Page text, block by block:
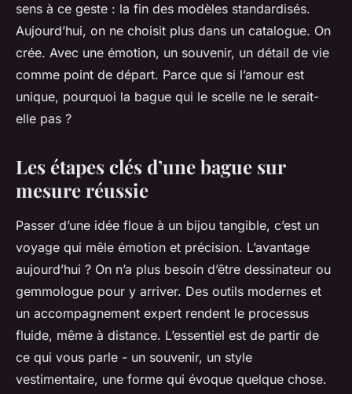
Alexandre-Pierre• 06/07/2026 15:44•10 min de lecture
sens à ce geste : la fin des modèles standardisés.
Aujourd’hui, on ne choisit plus dans un catalogue. On
crée. Avec une émotion, un souvenir, un détail de vie
comme point de départ. Parce que si l’amour est
unique, pourquoi la bague qui le scelle ne le serait-
elle pas ?
Les étapes clés d’une bague sur
mesure réussie
Passer d’une idée floue à un bijou tangible, c’est un
voyage qui mêle émotion et précision. L’avantage
aujourd’hui ? On n’a plus besoin d’être dessinateur ou
gemmologue pour y arriver. Des outils modernes et
un accompagnement expert rendent le processus
fluide, même à distance. L’essentiel est de partir de
ce qui vous parle - un souvenir, un style
vestimentaire, une forme qui évoque quelque chose.